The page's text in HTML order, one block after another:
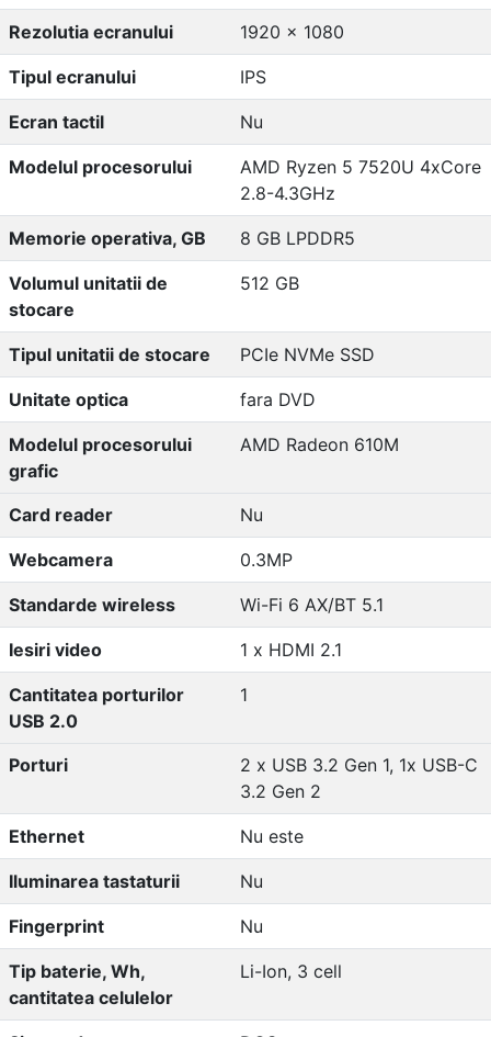
Rezolutia ecranului 1920 x 1080
Tipul ecranului IPS
Ecran tactil Nu
Modelul procesorului
AMD Ryzen 5 7520U 4xCore
2.8-4.3GHz
Memorie operativa, GB 8 GB LPDDR5
Volumul unitatii de
stocare
512 GB
Tipul unitatii de stocare PCIe NVMe SSD
Unitate optica fara DVD
Modelul procesorului
grafic
AMD Radeon 610M
Card reader Nu
Webcamera 0.3MP
Standarde wireless Wi-Fi 6 AX/BT 5.1
Iesiri video 1 x HDMI 2.1
Cantitatea porturilor
USB 2.0
1
Porturi
2 x USB 3.2 Gen 1, 1x USB-C
3.2 Gen 2
Ethernet Nu este
Iluminarea tastaturii Nu
Fingerprint Nu
Tip baterie, Wh,
cantitatea celulelor
Li-Ion, 3 cell